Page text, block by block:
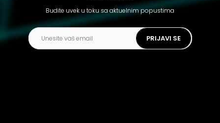
Budite uvek u toku sa aktuelnim popustima
PRIJAVI SE